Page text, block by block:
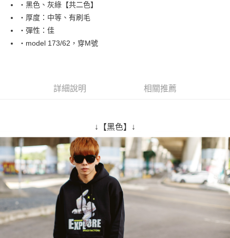
悠遊付
Google Pay
AFTEE先享後付是「在收到商品之後才付款」的支付方式。 讓您購物簡單
３．安心：先確認商品／服務後，再付款。
【「AFTEE先享後付」結帳流程】
１．於結帳方式選擇「AFTEE先享後付」後，將跳轉至「AFTEE先享後付」
結帳頁面，進行簡訊認證並確認金額後，即可完成結帳。
２．訂單成立數日內，您將收到繳費通知簡訊。
３．收到繳費通知簡訊後14天內，點擊此簡訊中的連結，可透過四大超商／
ATM／網路銀行／等多元方式進行付款，方視為交易完成。
※ 請注意：結帳手續完成當下不需立刻繳費，但若您需要取消訂單，請聯絡
購買商品的店家。未經商家同意取消之訂單仍視為有效，需透過AFTEE先享
後付繳納相關費用。
※ 交易是否成功請以「AFTEE先享後付 」之結帳頁面顯示為準，若有關於
是否繳費成功／繳費後需取消欲退款等相關疑問，請聯繫「AFTEE先享後付
每筆NT$80，滿NT$1,800(含以上)免運費
先付款後全家取貨
每筆NT$80，滿NT$1,800(含以上)免運費
7-11付款取貨
每筆NT$80，滿NT$1,800(含以上)免運費
先付款後7-11取貨
‧黑色、灰綠【共二色】
‧厚度：中等、有刷毛
‧彈性：佳
‧model 173/62，穿M號
詳細說明 相關推薦
↓【黑色】↓